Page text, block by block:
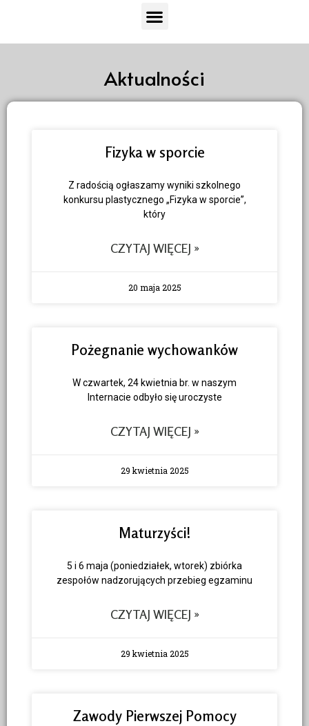
Aktualności
Fizyka w sporcie
Z radością ogłaszamy wyniki szkolnego
konkursu plastycznego „Fizyka w sporcie”,
który
CZYTAJ WIĘCEJ »
20 maja 2025
Pożegnanie wychowanków
W czwartek, 24 kwietnia br. w naszym
Internacie odbyło się uroczyste
CZYTAJ WIĘCEJ »
29 kwietnia 2025
Maturzyści!
5 i 6 maja (poniedziałek, wtorek) zbiórka
zespołów nadzorujących przebieg egzaminu
CZYTAJ WIĘCEJ »
29 kwietnia 2025
Zawody Pierwszej Pomocy